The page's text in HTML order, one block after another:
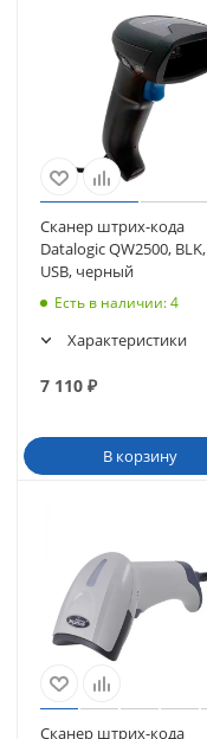
Сканер штрих-кода
Datalogic QW2500, BLK,
USB, черный
Есть в наличии: 4
Характеристики
7 110 ₽
В корзину
Сканер штрих-кода